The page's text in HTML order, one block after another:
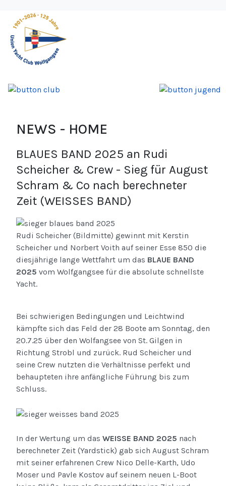
NEWS - HOME
BLAUES BAND 2025 an Rudi
Scheicher & Crew - Sieg für August
Schram & Co nach berechneter
Zeit (WEISSES BAND)
Rudi Scheicher (Bildmitte) gewinnt mit Kerstin
Scheicher und Norbert Voith auf seiner Esse 850 die
diesjährige lange Wettfahrt um das BLAUE BAND
2025 vom Wolfgangsee für die absolute schnellste
Yacht.
Bei schwierigen Bedingungen und Leichtwind
kämpfte sich das Feld der 28 Boote am Sonntag, den
20.7.25 über den Wolfangsee von St. Gilgen in
Richtung Strobl und zurück. Rud Scheicher und
seine Crew nutzten die Verhältnisse perfekt und
behaupteten ihre anfängliche Führung bis zum
Schluss.
In der Wertung um das WEISSE BAND 2025 nach
berechneter Zeit (Yardstick) gab sich August Schram
mit seiner erfahrenen Crew Nico Delle-Karth, Udo
Moser und Pavle Kostov auf seinem neuen L-Boot